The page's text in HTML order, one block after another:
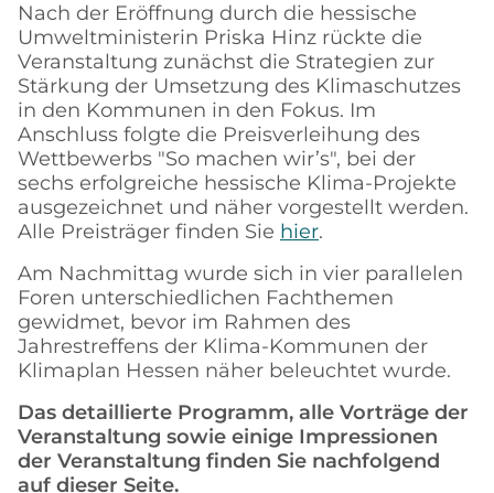
Nach der Eröffnung durch die hessische
Umweltministerin Priska Hinz rückte die
Veranstaltung zunächst die Strategien zur
Stärkung der Umsetzung des Klimaschutzes
in den Kommunen in den Fokus. Im
Anschluss folgte die Preisverleihung des
Wettbewerbs "So machen wir’s", bei der
sechs erfolgreiche hessische Klima-Projekte
ausgezeichnet und näher vorgestellt werden.
Alle Preisträger finden Sie hier.
Am Nachmittag wurde sich in vier parallelen
Foren unterschiedlichen Fachthemen
gewidmet, bevor im Rahmen des
Jahrestreffens der Klima-Kommunen der
Klimaplan Hessen näher beleuchtet wurde.
Das detaillierte Programm, alle Vorträge der
Veranstaltung sowie einige Impressionen
der Veranstaltung finden Sie nachfolgend
auf dieser Seite.